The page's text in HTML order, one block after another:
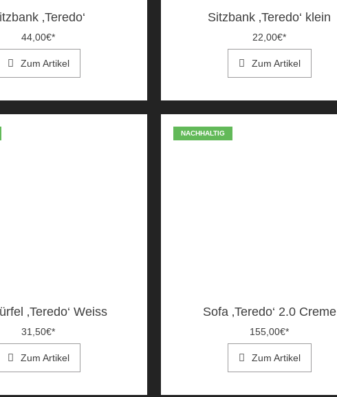
‚Teredo‘
44,00€*
Zum Artikel
Sitzbank ‚Teredo‘ klein
22,00€*
Zum Artikel
‚Teredo‘ Weiss
31,50€*
Zum Artikel
NACHHALTIG
Sofa ‚Teredo‘ 2.0 Creme
155,00€*
Zum Artikel